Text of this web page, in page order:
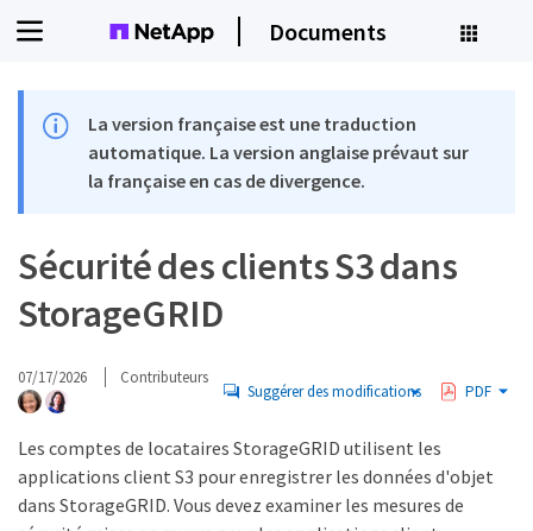
Documents
La version française est une traduction
automatique. La version anglaise prévaut sur
la française en cas de divergence.
Sécurité des clients S3 dans
StorageGRID
07/17/2026 Contributeurs
Suggérer des modifications PDF
Les comptes de locataires StorageGRID utilisent les
applications client S3 pour enregistrer les données d'objet
dans StorageGRID. Vous devez examiner les mesures de